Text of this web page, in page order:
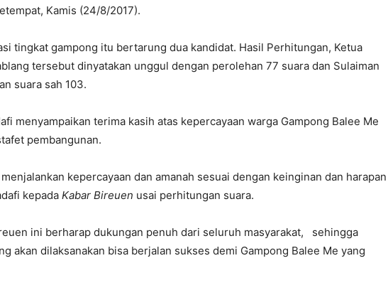
Kamis (24/8/2017).
tingkat gampong itu bertarung dua kandidat. Hasil Perhitungan, Ketua
tersebut dinyatakan unggul dengan perolehan 77 suara dan Sulaiman
suara sah 103.
menyampaikan terima kasih atas kepercayaan warga Gampong Balee Me
pembangunan.
kepercayaan dan amanah sesuai dengan keinginan dan harapan
kepada Kabar Bireuen usai perhitungan suara.
ini berharap dukungan penuh dari seluruh masyarakat, sehingga
akan dilaksanakan bisa berjalan sukses demi Gampong Balee Me yang